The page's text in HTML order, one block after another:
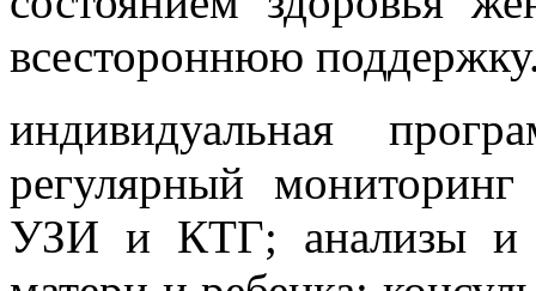
всестороннюю
индивидуальная
регулярный
УЗИ и КТГ; анализы и